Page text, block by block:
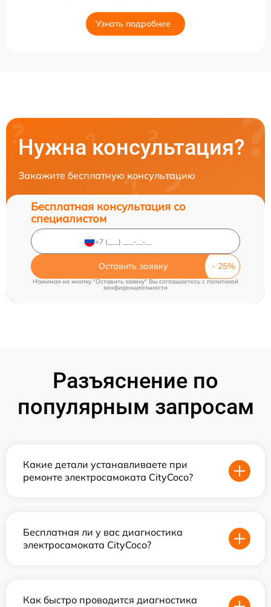
Узнать подробнее
Нужна консультация?
Закажите бесплатную консультацию
Бесплатная консультация со
специалистом
Оставить заявку
Нажимая на кнопку "Оставить заявку" Вы соглашаетесь cполитикой
конфиденциальности
Разъяснение по
популярным запросам
Какие детали устанавливаете при
ремонте электросамоката CityCoco?
Бесплатная ли у вас диагностика
электросамоката CityCoco?
Как быстро проводится диагностика